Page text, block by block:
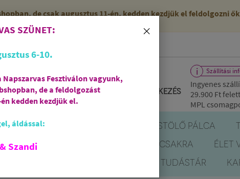
de csak augusztus 11-én, kedden kezdjük el feldolgozni
Regisztráció Bejelentkezés
Szállítási
Ingyenes
29.900 Ft
MPL
FÜSTÖLŐ PÁLCA
OF OM CSAKRA
ÉLET
TUDÁSTÁR
×
SZÜNET:
6-10.
Fesztiválon vagyunk,
de a feldolgozást
kedden kezdjük el.
áldással:
Szandi